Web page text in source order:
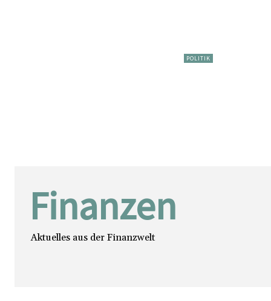
POLITIK
Finanzen
Aktuelles aus der Finanzwelt